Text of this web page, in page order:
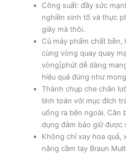
Công suất: đầy sức
nghiền sinh tố và thực
giây mà thôi.
Củ máy phẩm chất
cùng vòng quay quay
vòng|phút dễ dàng
hiệu quả đúng như
Thành chụp che chắn
tính toán với mục đích
uống ra bên ngoài. Căn
dụng đảm bảo giữ được
Không chỉ xay hoa quả,
năng cầm tay Braun